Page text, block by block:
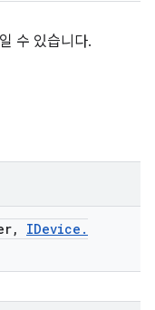
수 있습니다.
, IDevice .